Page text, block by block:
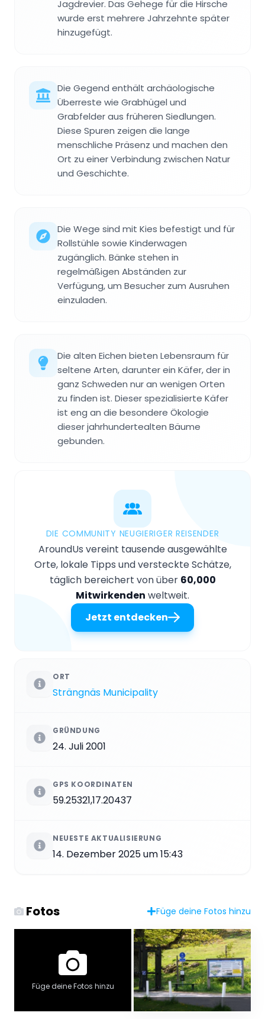
Jagdrevier. Das Gehege für die Hirsche
wurde erst mehrere Jahrzehnte später
hinzugefügt.
Die Gegend enthält archäologische
Überreste wie Grabhügel und
Grabfelder aus früheren Siedlungen.
Diese Spuren zeigen die lange
menschliche Präsenz und machen den
Ort zu einer Verbindung zwischen Natur
und Geschichte.
Die Wege sind mit Kies befestigt und für
Rollstühle sowie Kinderwagen
zugänglich. Bänke stehen in
regelmäßigen Abständen zur
Verfügung, um Besucher zum Ausruhen
einzuladen.
Die alten Eichen bieten Lebensraum für
seltene Arten, darunter ein Käfer, der in
ganz Schweden nur an wenigen Orten
zu finden ist. Dieser spezialisierte Käfer
ist eng an die besondere Ökologie
dieser jahrhundertealten Bäume
gebunden.
DIE COMMUNITY NEUGIERIGER REISENDER
AroundUs vereint tausende ausgewählte
Orte, lokale Tipps und versteckte Schätze,
täglich bereichert von über 60,000
Mitwirkenden weltweit.
Jetzt entdecken
ORT
Strängnäs Municipality
GRÜNDUNG
24. Juli 2001
GPS KOORDINATEN
59.25321,17.20437
NEUESTE AKTUALISIERUNG
14. Dezember 2025 um 15:43
Fotos Füge deine Fotos hinzu
Füge deine Fotos hinzu